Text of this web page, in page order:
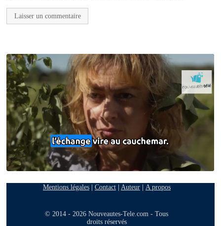
Mentions légales| Contact| Auteur| A propos
© 2014 - 2026 Nouveautes-Tele.com - Tous
droits réservés